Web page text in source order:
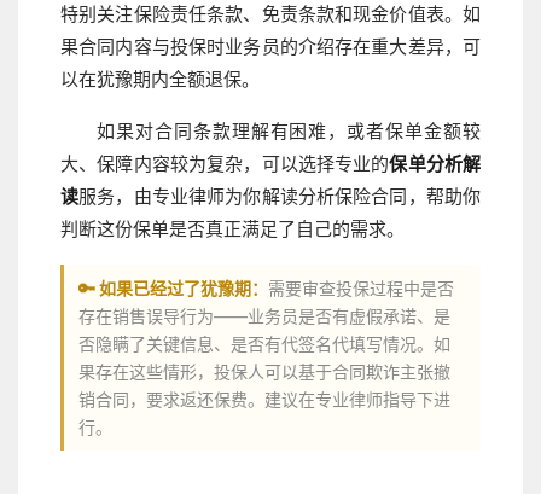
特别关注保险责任条款、免责条款和现金价值表。如
果合同内容与投保时业务员的介绍存在重大差异，可
以在犹豫期内全额退保。
如果对合同条款理解有困难，或者保单金额较
大、保障内容较为复杂，可以选择专业的保单分析解
读服务，由专业律师为你解读分析保险合同，帮助你
判断这份保单是否真正满足了自己的需求。
🔑 如果已经过了犹豫期： 需要审查投保过程中是否
存在销售误导行为——业务员是否有虚假承诺、是
否隐瞒了关键信息、是否有代签名代填写情况。如
果存在这些情形，投保人可以基于合同欺诈主张撤
销合同，要求返还保费。建议在专业律师指导下进
行。